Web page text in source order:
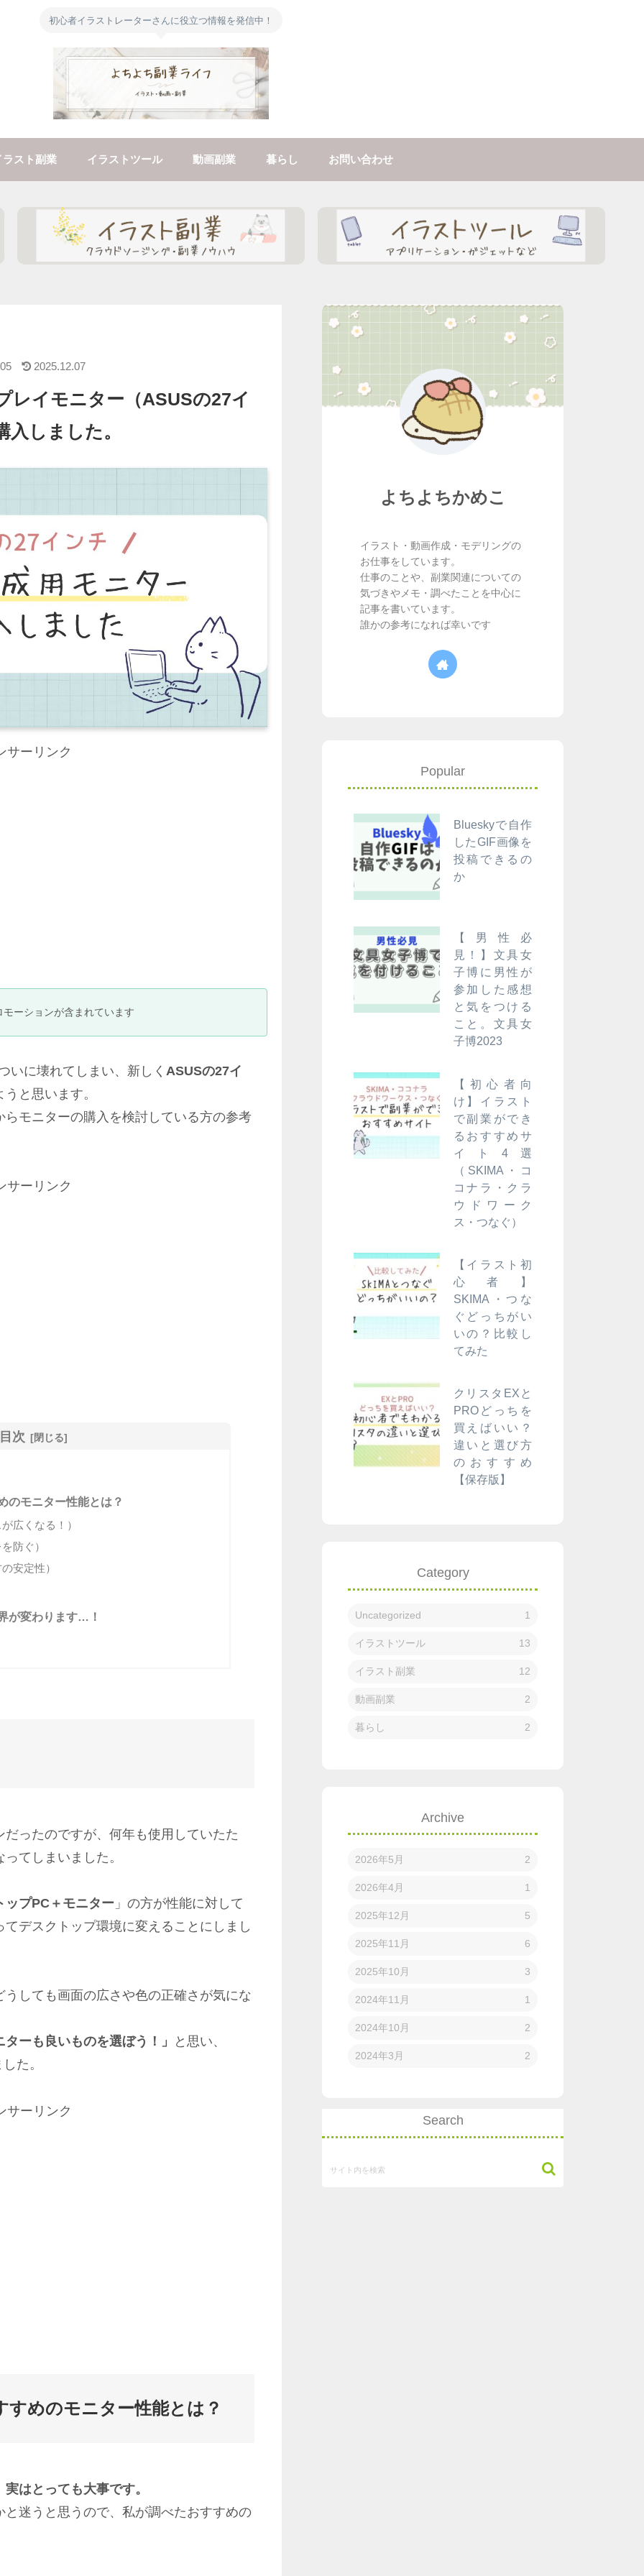
初心者イラストレーターさんに役立つ情報を発信中！
ラスト副業 イラストツール 動画副業 暮らし お問い合わせ
レイモニター（ASUSの27イ
入しました。
2025.12.07
サーリンク
モーションが含まれています
いに壊れてしまい、新しく ASUSの27イ
と思います。
モニターの購入を検討している方の参考
サーリンク
目次
のモニター性能とは？
広くなる！）
防ぐ）
安定性）
が変わります…！
ったのですが、何年も使用していたた
てしまいました。
ップPC＋モニター 」の方が性能に対して
デスクトップ環境に変えることにしまし
しても画面の広さや色の正確さが気にな
ターも良いものを選ぼう！」
と思い、
た。
サーリンク
めのモニター性能とは？
はとっても大事です。
迷うと思うので、私が調べたおすすめの
よちよちかめこ
イラスト・動画作成・モデリングの
お仕事をしています。
仕事のことや、副業関連についての
気づきやメモ・調べたことを中心に
記事を書いています。
誰かの参考になれば幸いです
Popular
Blueskyで自作
したGIF画像を
投稿できるの
か
【男性必
見！】文具女
子博に男性が
参加した感想
と気をつける
こと。文具女
子博2023
【初心者向
け】イラスト
で副業ができ
るおすすめサ
イト4選
（SKIMA・コ
コナラ・クラ
ウドワーク
ス・つなぐ）
【イラスト初
心者】
SKIMA・つな
ぐどっちがい
いの？比較し
てみた
クリスタEXと
PROどっちを
買えばいい？
違いと選び方
のおすすめ
【保存版】
Category
Uncategorized 1
イラストツール 13
イラスト副業 12
動画副業 2
暮らし 2
Archive
2026年5月 2
2026年4月 1
2025年12月 5
2025年11月 6
2025年10月 3
2024年11月 1
2024年10月 2
2024年3月 2
Search